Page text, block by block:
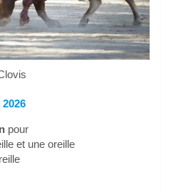
pour
et une oreille